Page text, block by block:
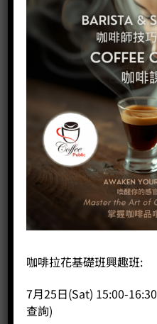
/ 咖啡器具品牌 / SLOW &
滴頭滴灌架
HK$470.00
咖啡拉花基礎班興趣班:
7月25日(Sat) 15:00-
查詢)